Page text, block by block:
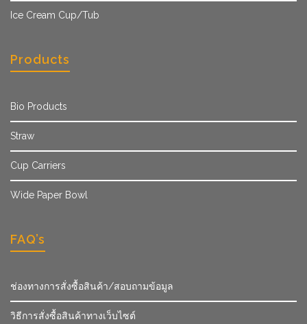
Ice Cream Cup/Tub
Products
Bio Products
Straw
Cup Carriers
Wide Paper Bowl
FAQ’s
ช่องทางการสั่งซื้อสินค้า/สอบถามข้อมูล
วิธีการสั่งซื้อสินค้าทางเว็บไซต์